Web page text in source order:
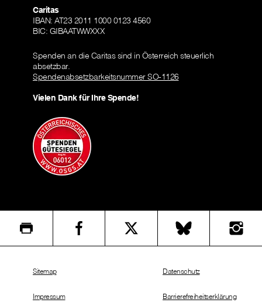
Caritas
IBAN: AT23 2011 1000 0123 4560
BIC: GIBAATWWXXX
Spenden an die Caritas sind in Österreich steuerlich
absetzbar.
Spendenabsetzbarkeitsnummer SO-1126
Vielen Dank für Ihre Spende!
Sitemap
Impressum
Datenschutz
Barrierefreiheitserklärung